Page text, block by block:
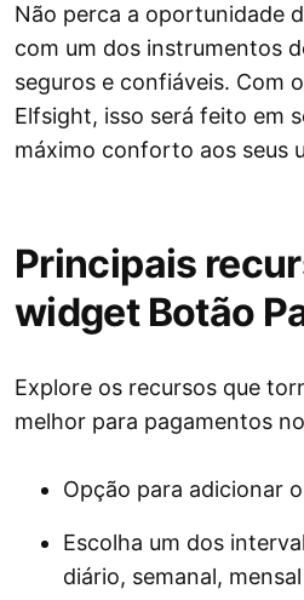
Não perca a oportunidade
com um dos instrumentos
seguros e confiáveis. Com
Elfsight, isso será feito em
máximo conforto aos seus
Principais
widget Botão
Explore os recursos que
melhor para pagamentos
Opção para adicionar
Escolha um dos
diário, semanal,